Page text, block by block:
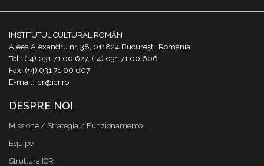
INSTITUTUL CULTURAL ROMÂN
Aleea Alexandru nr. 38, 011824 București, România
Tel.: (+4) 031 71 00 627, (+4) 031 71 00 606
Fax: (+4) 031 71 00 607
E-mail: icr@icr.ro
DESPRE NOI
Missione / Strategia / Funzionamento
Equipe
Struttura ICR